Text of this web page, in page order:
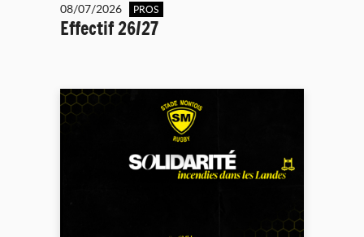
08/07/2026 PROS
Effectif 26/27